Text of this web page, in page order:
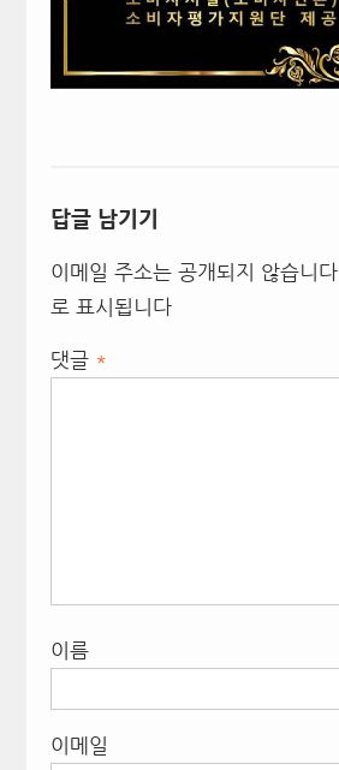
답글 남기기
이메일 주소는 공개되지 않습니다.
로 표시됩니다
댓글 *
이름
이메일